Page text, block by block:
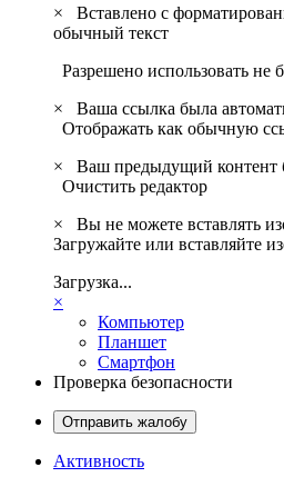
×
Вставлено с
обычный текст
Разрешено использовать не
×
Ваша ссылка была
Отображать как обычную
×
Ваш предыдущий контент
Очистить редактор
×
Вы не можете вставлять
Загружайте или вставляйте
Загрузка...
×
Компьютер
Планшет
Смартфон
Проверка безопасности
Отправить жалобу
Активность